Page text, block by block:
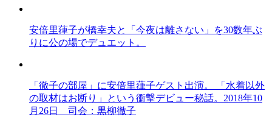
安倍里葎子が橋幸夫と「今夜は離さない」を30数年ぶ
りに公の場でデュエット。
「徹子の部屋」に安倍里葎子ゲスト出演。 「水着以外
の取材はお断り」という衝撃デビュー秘話。2018年10
月26日 司会：黒柳徹子